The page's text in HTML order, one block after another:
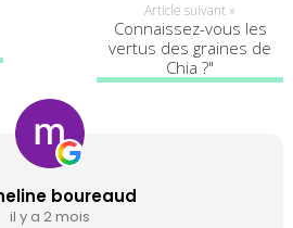
Article suivant »
Connaissez-vous les
vertus des graines de
Chia ?"
boureaud
il y a 2 mois